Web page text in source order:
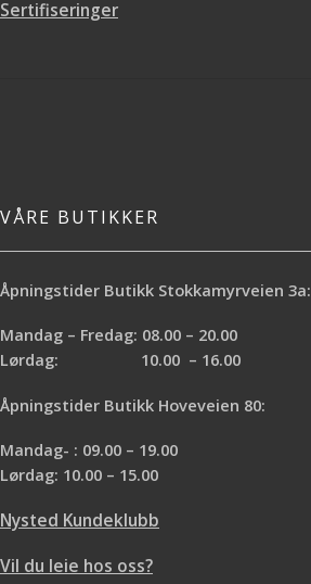
Sertifiseringer
VÅRE BUTIKKER
Åpningstider Butikk Stokkamyrveien 3a:
Mandag – Fredag: 08.00 – 20.00
Lørdag: 10.00 – 16.00
Åpningstider Butikk Hoveveien 80:
Mandag- : 09.00 – 19.00
Lørdag: 10.00 – 15.00
Nysted Kundeklubb
Vil du leie hos oss?